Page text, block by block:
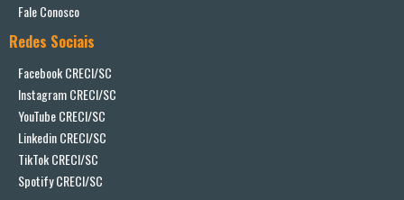
Fale Conosco
Redes Sociais
Facebook CRECI/SC
Instagram CRECI/SC
YouTube CRECI/SC
Linkedin CRECI/SC
TikTok CRECI/SC
Spotify CRECI/SC